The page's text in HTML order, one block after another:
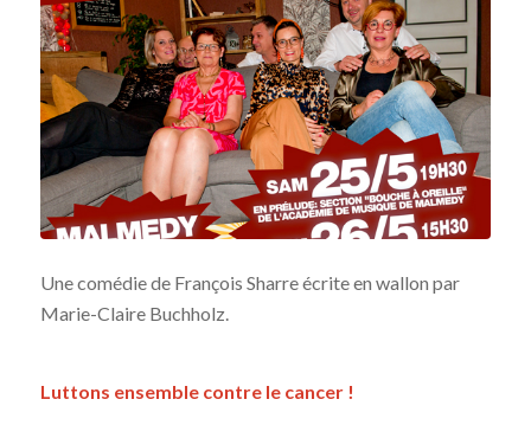
Une comédie de François Sharre écrite en wallon par
Marie-Claire Buchholz.
Luttons ensemble contre le cancer !